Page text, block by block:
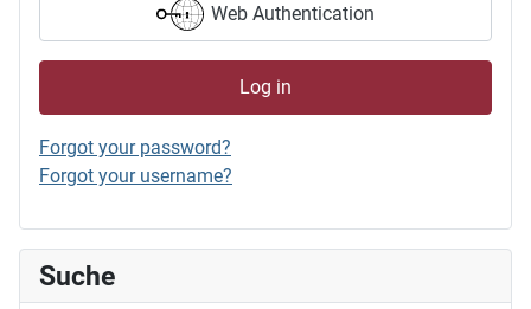
Web Authentication
Log in
Forgot your password?
Forgot your username?
Suche